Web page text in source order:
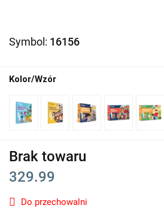
Symbol: 16156
Kolor/Wzór
Brak towaru
329.99
Do przechowalni